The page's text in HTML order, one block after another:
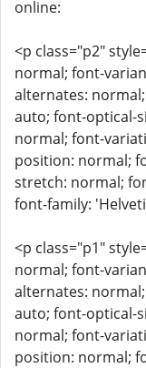
online:
<p class="p2"
normal; font-
alternates:
auto; font-optical-
normal; font-
position: normal;
stretch: normal;
font-family:
<p class="p1"
normal; font-
alternates:
auto; font-optical-
normal; font-
position: normal;